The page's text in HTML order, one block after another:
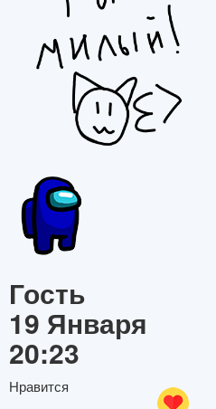
Гость
19 Января
20:23
Нравится